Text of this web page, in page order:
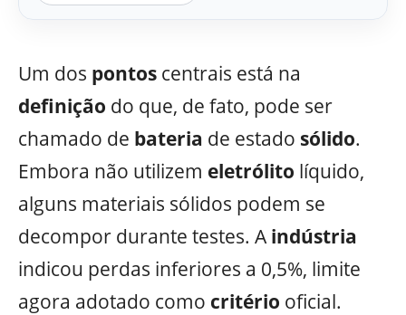
Um dos pontos centrais está na
definição do que, de fato, pode ser
chamado de bateria de estado sólido.
Embora não utilizem eletrólito líquido,
alguns materiais sólidos podem se
decompor durante testes. Aindústria
indicou perdas inferiores a 0,5%, limite
agora adotado como critério oficial.